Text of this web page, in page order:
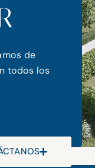
de
todos los